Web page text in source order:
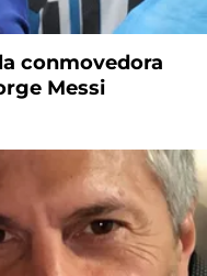
conmovedora
Messi